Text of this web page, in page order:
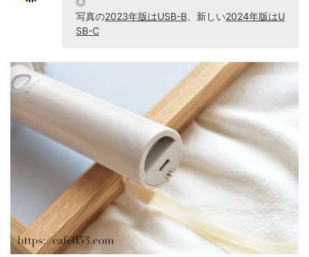
写真の2023年版はUSB-B 、新しい2024年版はU
SB-C